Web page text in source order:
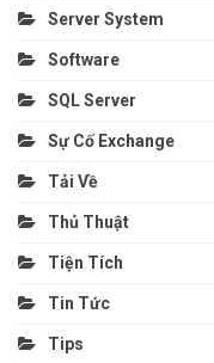
Server System
Software
SQL Server
Sự Cố Exchange
Tải Về
Thủ Thuật
Tiện Tích
Tin Tức
Tips